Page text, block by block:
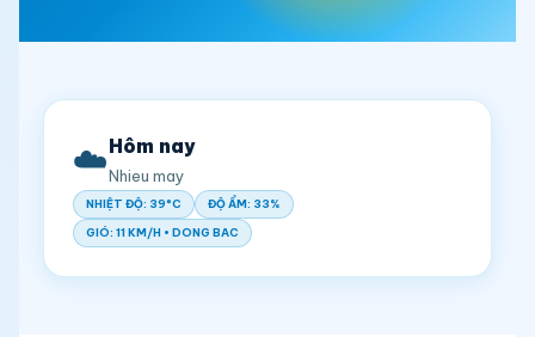
☁️Hôm nay
Nhieu may
NHIỆT ĐỘ: 39°C ĐỘ ẨM: 33%
GIÓ: 11 KM/H • DONG BAC